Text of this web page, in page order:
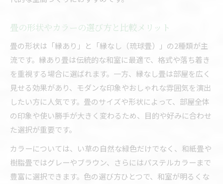
畳の形状やカラーの選び方と比較メリット
畳の形状は「縁あり」と「縁なし（琉球畳）」の2種類が主
流です。縁あり畳は伝統的な和室に最適で、格式や落ち着き
を重視する場合に選ばれます。一方、縁なし畳は部屋を広く
見せる効果があり、モダンな印象やおしゃれな雰囲気を演出
したい方に人気です。畳のサイズや形状によって、部屋全体
の印象や使い勝手が大きく変わるため、目的や好みに合わせ
た選択が重要です。
カラーについては、い草の自然な緑色だけでなく、和紙畳や
樹脂畳ではグレーやブラウン、さらにはパステルカラーまで
豊富に選択できます。色の選び方ひとつで、和室が明るくな